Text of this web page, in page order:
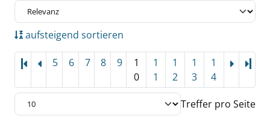
aufsteigend sortieren
5 6 7 8 9
1
0
1
1
1
2
1
3
1
4
Treffer pro Seite